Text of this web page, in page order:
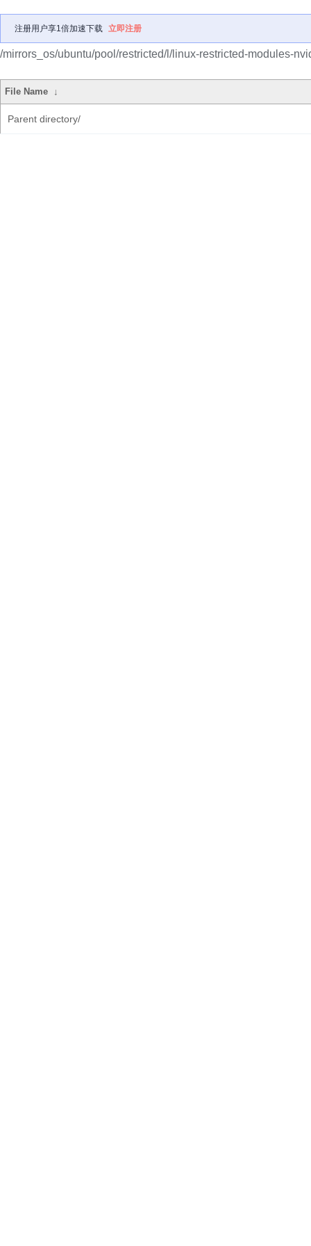
注册用户享1倍加速下载 立即注册
/mirrors_os/ubuntu/pool/restricted/l/linux-restricted-modules-
File Name ↓
Parent directory/